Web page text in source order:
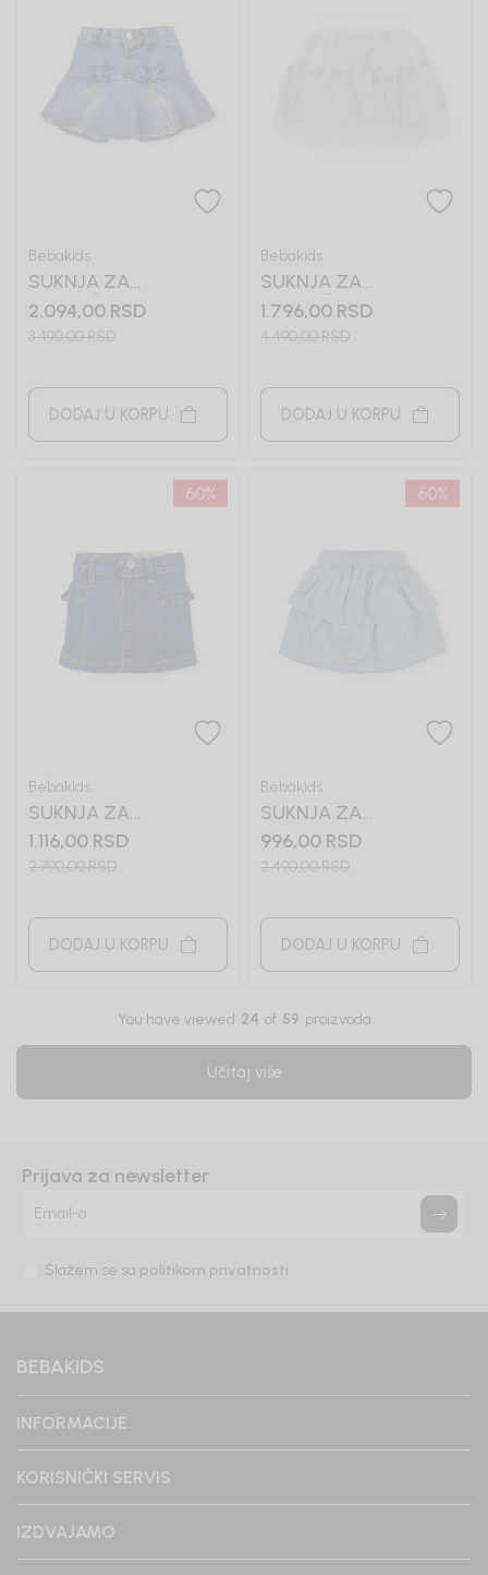
Bebakids
SUKNJA ZA
DEVOJČICE BRENDA
2.094,00 RSD
3.490,00RSD
DODAJ U KORPU
Bebakids
SUKNJA ZA
DEVOJČICE KOKO
1.796,00 RSD
4.490,00RSD
DODAJ U KORPU
60%
Bebakids
SUKNJA ZA
DEVOJČICE NORMA
1.116,00 RSD
2.790,00RSD
DODAJ U KORPU
60%
Bebakids
SUKNJA ZA
DEVOJČICE ROSALIA
996,00 RSD
2.490,00RSD
DODAJ U KORPU
You have viewed 24 of 59 proizvoda
Učitaj više
Prijava za newsletter
Email-a
Slažem se sa politikom privatnosti
BEBAKIDS
INFORMACIJE
KORISNIČKI SERVIS
IZDVAJAMO